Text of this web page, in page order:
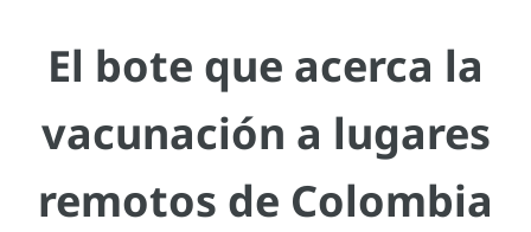
El bote que acerca la
vacunación a lugares
remotos de Colombia